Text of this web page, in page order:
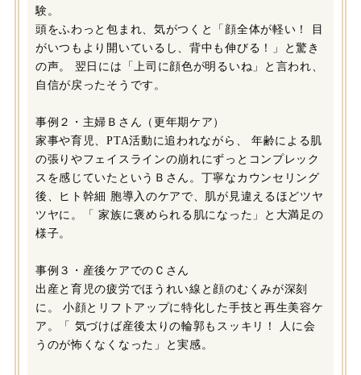
験。
頭をふわっと包まれ、気がつくと「顔全体が軽い！ 目
がいつもより開いているし、背中も伸びる！」と驚き
の声。 翌日には「上司に顔色が明るいね」と言われ、
自信が戻ったそうです。
事例２・主婦Ｂさん（更年期ケア）
家事や育児、PTA活動に追われながら、 年齢による肌
の張りやフェイスラインの崩れにずっとコンプレック
スを感じていたというＢさん。丁寧なカウンセリング
後、ヒト幹細 胞導入のケアで、肌が見違えるほどツヤ
ツヤに。「 家族に褒められる肌になった」と大満足の
様子。
事例３・産後ケアでのＣさん
出産と育児の疲労でほうれい線と顔のむくみが深刻
に。 小顔とリフトアップに特化した手技と再生美容ケ
ア。「 気づけば産後太りの輪郭もスッキリ！ 人に会
うのが怖くなくなった」と実感。